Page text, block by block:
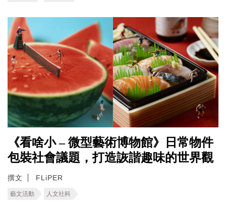
《看啥小 – 微型藝術博物館》日常物件
包裝社會議題，打造詼諧趣味的世界觀
撰文 FLiPER
藝文活動 人文社科